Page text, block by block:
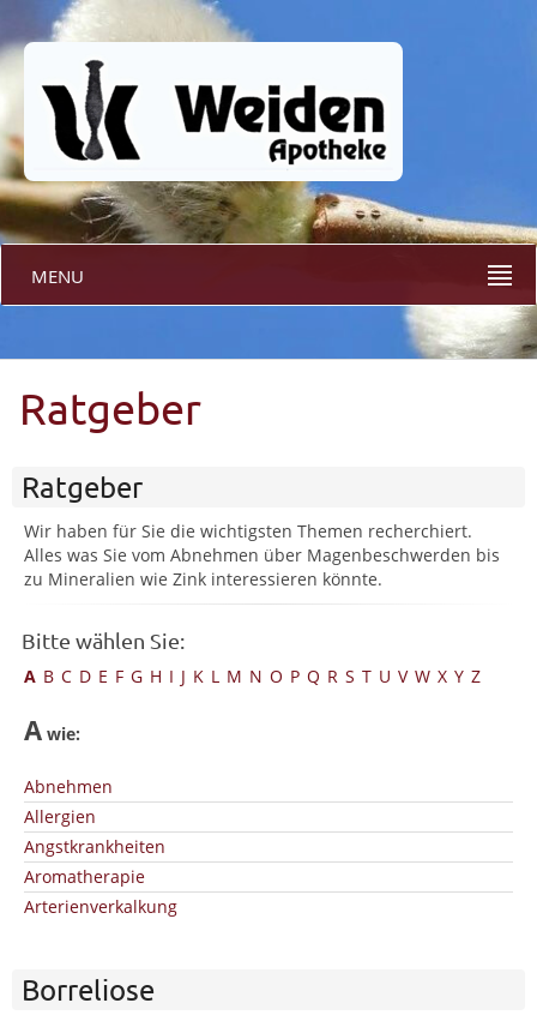
MENU
Ratgeber
Ratgeber
Wir haben für Sie die wichtigsten Themen recherchiert.
Alles was Sie vom Abnehmen über Magenbeschwerden bis
zu Mineralien wie Zink interessieren könnte.
Bitte wählen Sie:
A B C D E F G H I J K L M N O P Q R S T U V W X Y Z
A wie:
Abnehmen
Allergien
Angstkrankheiten
Aromatherapie
Arterienverkalkung
Borreliose